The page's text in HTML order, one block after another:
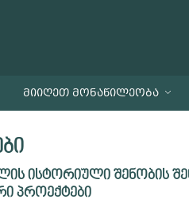
ᲛᲘᲘᲦᲔᲗ ᲛᲝᲜᲐᲬᲘᲚᲔᲝᲑᲐ
ისტორიული შენობის
პროექტები